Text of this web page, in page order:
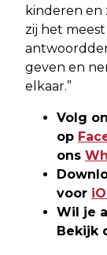
kinderen en
zij het
geven en
elkaar.”
Volg
op
ons
voor
Wil je
Bekijk